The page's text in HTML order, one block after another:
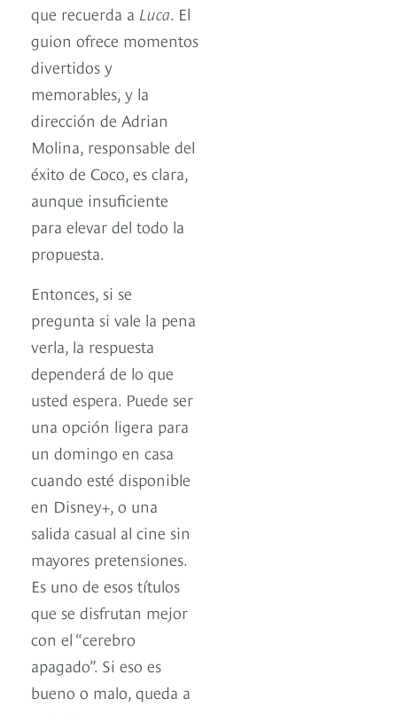
que recuerda a Luca . El
guion ofrece momentos
divertidos y
memorables, y la
dirección de Adrian
Molina, responsable del
éxito de Coco, es clara,
aunque insuficiente
para elevar del todo la
propuesta.
Entonces, si se
pregunta si vale la pena
verla, la respuesta
dependerá de lo que
usted espera. Puede ser
una opción ligera para
un domingo en casa
cuando esté disponible
en Disney+, o una
salida casual al cine sin
mayores pretensiones.
Es uno de esos títulos
que se disfrutan mejor
con el “cerebro
apagado”. Si eso es
bueno o malo, queda a